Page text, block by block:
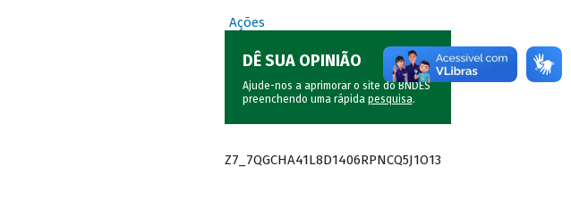
Ações
DÊ SUA OPINIÃO
Ajude-nos a aprimorar o site do BNDES
preenchendo uma rápida pesquisa.
Z7_7QGCHA41L8D1406RPNCQ5J1O13